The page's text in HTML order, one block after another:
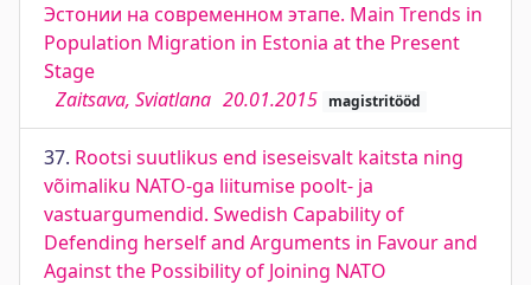
Эстонии на современном этапе. Main Trends in
Population Migration in Estonia at the Present
Stage
Zaitsava, Sviatlana 20.01.2015 magistritööd
37. Rootsi suutlikus end iseseisvalt kaitsta ning
võimaliku NATO-ga liitumise poolt- ja
vastuargumendid. Swedish Capability of
Defending herself and Arguments in Favour and
Against the Possibility of Joining NATO